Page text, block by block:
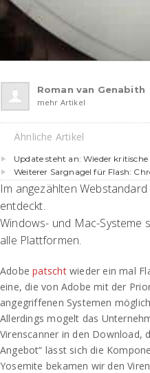
Roman van Genabith
mehr Artikel
Ähnliche Artikel
Update steht an: Wieder kritische
Weiterer Sargnagel für Flash:
Im angezählten
entdeckt.
Windows- und Mac-Systeme
alle Plattformen.
Adobepatschtwieder ein mal
eine, die von Adobe mit der
angegriffenen Systemen
Allerdings mogelt das
Virenscanner in den Download,
Angebot“ lässt sich die
Yosemite bekamen wir den